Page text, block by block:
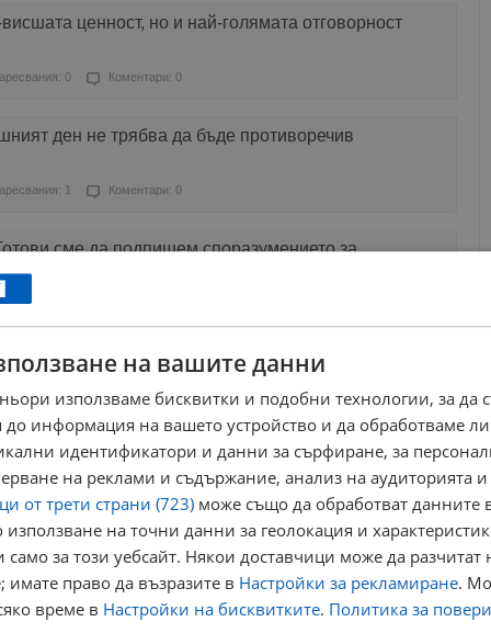
ценност, но и най-голямата отговорност
0 Коментари: 0
ден не трябва да бъде противоречив
1 Коментари: 0
сме да подпишем споразумението за
Украйна
2
е официален в САЩ
2
всички мюсюлмани с настъпването на
1 Коментари: 0
среща на върха между САЩ и Европа
на вашите данни
използваме бисквитки и подобни технологии, за да
до информация на вашето устройство и да обработваме
идентификатори и данни за сърфиране, за
на реклами и съдържание, анализ на аудиторията
от трети страни (723) може също да обработват данните
на точни данни за геолокация и
за този уебсайт. Някои доставчици може да разчитат
имате право да възразите в Настройки за рекламиране.
време в Настройки на бисквитките. Политика за